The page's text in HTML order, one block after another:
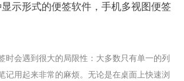
示形式的便签软件，手机多视图便签
时会遇到很大的局限性：大多数只有单一的列
记用起来非常的麻烦。无论是在桌面上快速浏